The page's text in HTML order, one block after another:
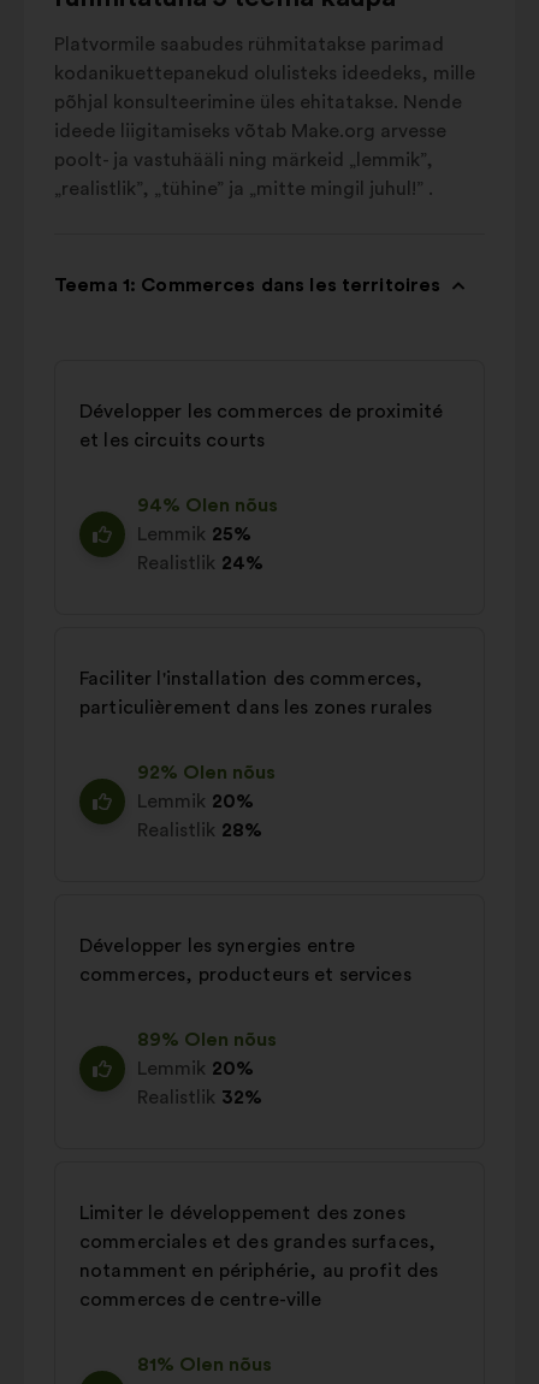
Platvormile saabudes rühmitatakse parimad
kodanikuettepanekud olulisteks ideedeks, mille
põhjal konsulteerimine üles ehitatakse. Nende
ideede liigitamiseks võtab Make.org arvesse
poolt- ja vastuhääli ning märkeid „lemmik”,
„realistlik”, „tühine” ja „mitte mingil juhul!” .
Teema 1: Commerces dans les territoires
Développer les commerces de proximité
et les circuits courts
94% Olen nõus
Lemmik 25%
Realistlik 24%
Faciliter l'installation des commerces,
particulièrement dans les zones rurales
92% Olen nõus
Lemmik 20%
Realistlik 28%
Développer les synergies entre
commerces, producteurs et services
89% Olen nõus
Lemmik 20%
Realistlik 32%
Limiter le développement des zones
commerciales et des grandes surfaces,
notamment en périphérie, au profit des
commerces de centre-ville
81% Olen nõus